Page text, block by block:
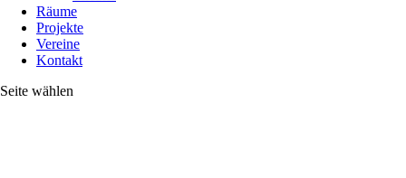
Räume
Projekte
Vereine
Kontakt
Seite wählen